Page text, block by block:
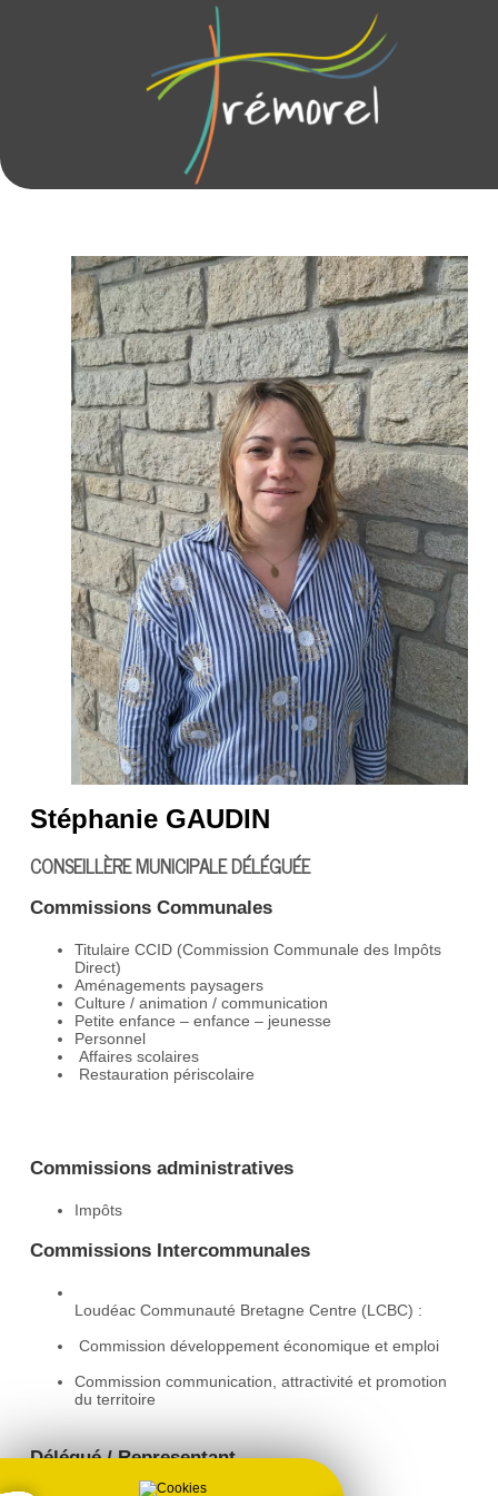
Stéphanie GAUDIN
CONSEILLÈRE MUNICIPALE DÉLÉGUÉE
Commissions Communales
Titulaire CCID (Commission Communale des Impôts
Direct)
Aménagements paysagers
Culture / animation / communication
Petite enfance – enfance – jeunesse
Personnel
Affaires scolaires
Restauration périscolaire
Commissions administratives
Impôts
Commissions Intercommunales
Loudéac Communauté Bretagne Centre (LCBC) :
Commission développement économique et emploi
Commission communication, attractivité et promotion
du territoire
Délégué / Representant